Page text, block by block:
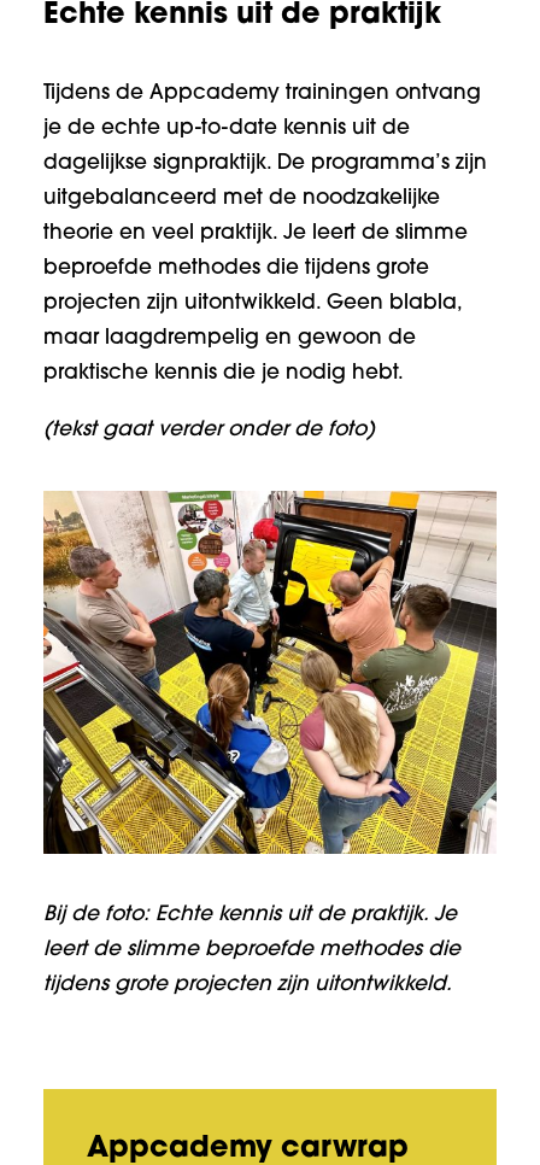
Echte kennis uit de praktijk
Tijdens de Appcademy trainingen ontvang
je de echte up-to-date kennis uit de
dagelijkse signpraktijk. De programma’s zijn
uitgebalanceerd met de noodzakelijke
theorie en veel praktijk. Je leert de slimme
beproefde methodes die tijdens grote
projecten zijn uitontwikkeld. Geen blabla,
maar laagdrempelig en gewoon de
praktische kennis die je nodig hebt.
(tekst gaat verder onder de foto)
Bij de foto: Echte kennis uit de praktijk. Je
leert de slimme beproefde methodes die
tijdens grote projecten zijn uitontwikkeld.
Appcademy carwrap